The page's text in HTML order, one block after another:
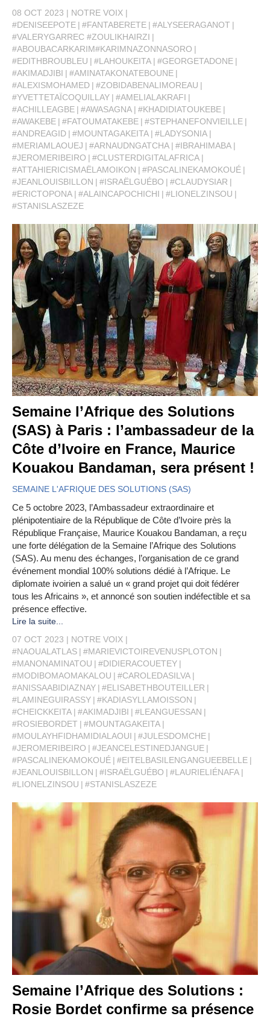
08 OCT 2023
NOTRE VOIX
#DENISEEPOTE
#FANTABERETE
#ALYSEERAGANOT
#VALERYGARREC #ZOULIKHAIRZI
#ABOUBACARKARIM#KARIMNAZONNASORO
#EDITHBROUBLEU
#LAHOUKEITA
#GEORGETADONE
#AKIMADJIBI
#AMINATAKONATEBOUNE
#ALEXISMOHAMED
#ZOBIDABENALIMOREAU
#YVETTETAÏCOQUILLAY
#AMELIALAKRAFI
#ACHILLEAGBE
#AWASAGNA
#KHADIDIATOUKEBE
#AWAKEBE
#FATOUMATAKEBE
#STEPHANEFONVIEILLE
#ANDREAGID
#MOUNTAGAKEITA
#LADYSONIA
#MERIAMLAOUEJ
#ARNAUDNGATCHA
#IBRAHIMABA
#JEROMERIBEIRO
#CLUSTERDIGITALAFRICA
#ATTAHIERICISMAËLAMOIKON
#PASCALINEKAMOKOUÉ
#JEANLOUISBILLON
#ISRAËLGUÉBO
#CLAUDYSIAR
#ERICTOPONA
#ALAINCAPOCHICHI
#LIONELZINSOU
#STANISLASZEZE
Semaine l’Afrique des Solutions
(SAS) à Paris : l’ambassadeur de la
Côte d’Ivoire en France, Maurice
Kouakou Bandaman, sera présent !
SEMAINE L'AFRIQUE DES SOLUTIONS (SAS)
Ce 5 octobre 2023, l’Ambassadeur extraordinaire et
plénipotentiaire de la République de Côte d’Ivoire près la
République Française, Maurice Kouakou Bandaman, a reçu
une forte délégation de la Semaine l’Afrique des Solutions
(SAS). Au menu des échanges, l’organisation de ce grand
événement mondial 100% solutions dédié à l’Afrique. Le
diplomate ivoirien a salué un « grand projet qui doit fédérer
tous les Africains », et annoncé son soutien indéfectible et sa
présence effective.
Lire la suite...
07 OCT 2023
NOTRE VOIX
#NAOUALATLAS
#MARIEVICTOIREVENUSPLOTON
#MANONAMINATOU
#DIDIERACOUETEY
#MODIBOMAOMAKALOU
#CAROLEDASILVA
#ANISSAABIDIAZNAY
#ELISABETHBOUTEILLER
#LAMINEGUIRASSY
#KADIASYLLAMOISSON
#CHEICKKEITA
#AKIMADJIBI
#LEANGUESSAN
#ROSIEBORDET
#MOUNTAGAKEITA
#MOULAYHFIDHAMIDIALAOUI
#JULESDOMCHE
#JEROMERIBEIRO
#JEANCELESTINEDJANGUE
#PASCALINEKAMOKOUÉ
#EITELBASILENGANGUEEBELLE
#JEANLOUISBILLON
#ISRAËLGUÉBO
#LAURIELIÉNAFA
#LIONELZINSOU
#STANISLASZEZE
Semaine l’Afrique des Solutions :
Rosie Bordet confirme sa présence